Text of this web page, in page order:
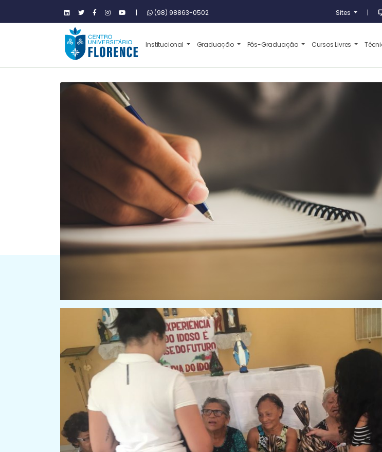
| (98) 98863-0502 Sites |
Institucional Graduação Pós-Graduação Cursos Livres